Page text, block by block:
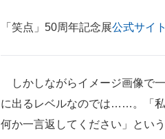
「笑点」50周年記念展公式サイト
しかしながらイメージ画像で
に出るレベルなのでは……。「私
何か一言返してください」とい